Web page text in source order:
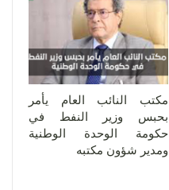
مكتب النائب العام يأمر
بحبس وزير النفط في
حكومة الوحدة الوطنية
ومدير شؤون مكتبه